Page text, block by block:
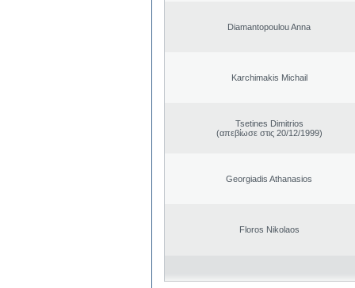
Diamantopoulou Anna
Karchimakis Michail
Tsetines Dimitrios
(απεβίωσε στις 20/12/1999)
Georgiadis Athanasios
Floros Nikolaos